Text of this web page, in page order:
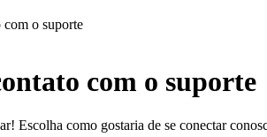
com o suporte
com o suporte
Escolha como gostaria de se conectar